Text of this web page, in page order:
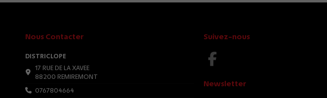
Nous Contacter
DISTRICLOPE
17 RUE DE LA XAVEE
88200 REMIREMONT
0767804664
Suivez-nous
Newsletter